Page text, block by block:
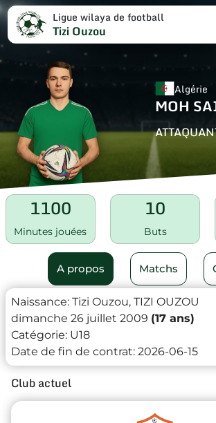
Ligue wilaya de football
Tizi Ouzou
Algérie
MOH
1100
Minutes jouées
10
Buts
A propos Matchs
Naissance: Tizi Ouzou, TIZI OUZOU
dimanche 26 juillet 2009 (17 ans)
Catégorie: U18
Date de fin de contrat: 2026-06-15
Club actuel